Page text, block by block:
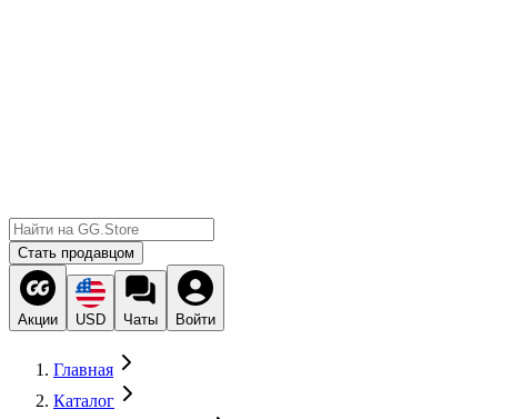
Стать продавцом
Акции USD Чаты Войти
Главная
Каталог